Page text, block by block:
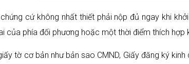
cứ không nhất thiết phải nộp đủ ngay khi
của phía đối phương hoặc một thời điểm thích hợp
tờ cơ bản như bản sao CMND, Giấy đăng ký